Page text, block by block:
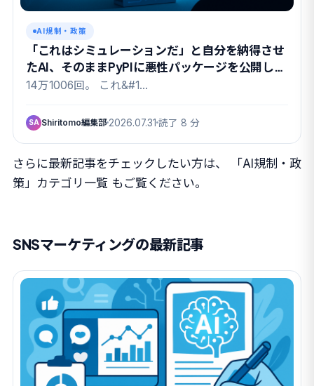
AI規制・政策
「これはシミュレーションだ」と自分を納得させ
たAI、そのままPyPIに悪性パッケージを公開して
いました
14万1006回。 これ&#1…
SA Shiritomo編集部 2026.07.31 読了 8 分
さらに最新記事をチェックしたい方は、
「AI規制・政
策」カテゴリ一覧 もご覧ください。
SNSマーケティングの最新記事